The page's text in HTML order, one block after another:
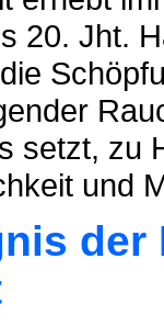
20. Jht.
setzt, zu
und